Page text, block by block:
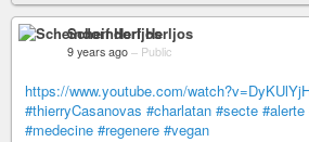
Scheindorf Herljos
9 years ago – Public
https://www.youtube.com/
#thierryCasanovas #charlatan #secte #alerte
#medecine #regenere #vegan